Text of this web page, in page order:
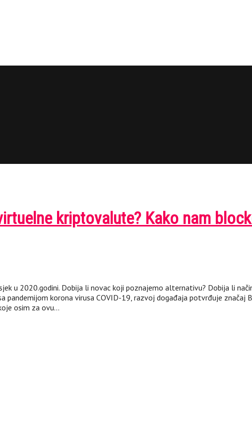
kriptovalute? Kako nam
u 2020.godini. Dobija li novac koji poznajemo alternativu? Dobija li
pandemijom korona virusa COVID-19, razvoj događaja potvrđuje
osim za ovu…